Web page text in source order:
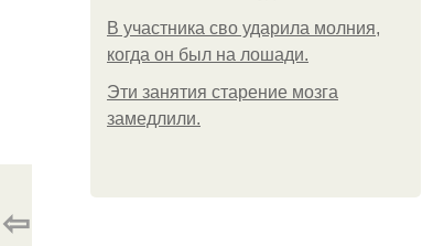
В участника сво ударила молния,
когда он был на лошади.
Эти занятия старение мозга
замедлили.
⇦